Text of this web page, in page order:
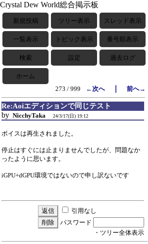
Crystal Dew World総合掲示板
新規投稿 ツリー表示 スレッド表示
一覧表示 トピック表示 番号順表示
検索 設定 過去ログ
ホーム
273 / 999
←次へ｜ 前へ→
Re:Aoiエディションで同じテスト
by NicchyTaka 24/3/17(日) 19:12
ボイスは再生されました。
停止はすぐには止まりませんでしたが、問題なか
ったように思います。
iGPU+dGPU環境ではないので申し訳ないです
引用なし
パスワード
・ツリー全体表示